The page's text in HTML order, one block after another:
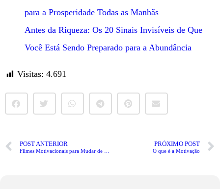
para a Prosperidade Todas as Manhãs
Antes da Riqueza: Os 20 Sinais Invisíveis de Que
Você Está Sendo Preparado para a Abundância
Visitas: 4.691
POST ANTERIOR PRÓXIMO POST
O que é a Motivação